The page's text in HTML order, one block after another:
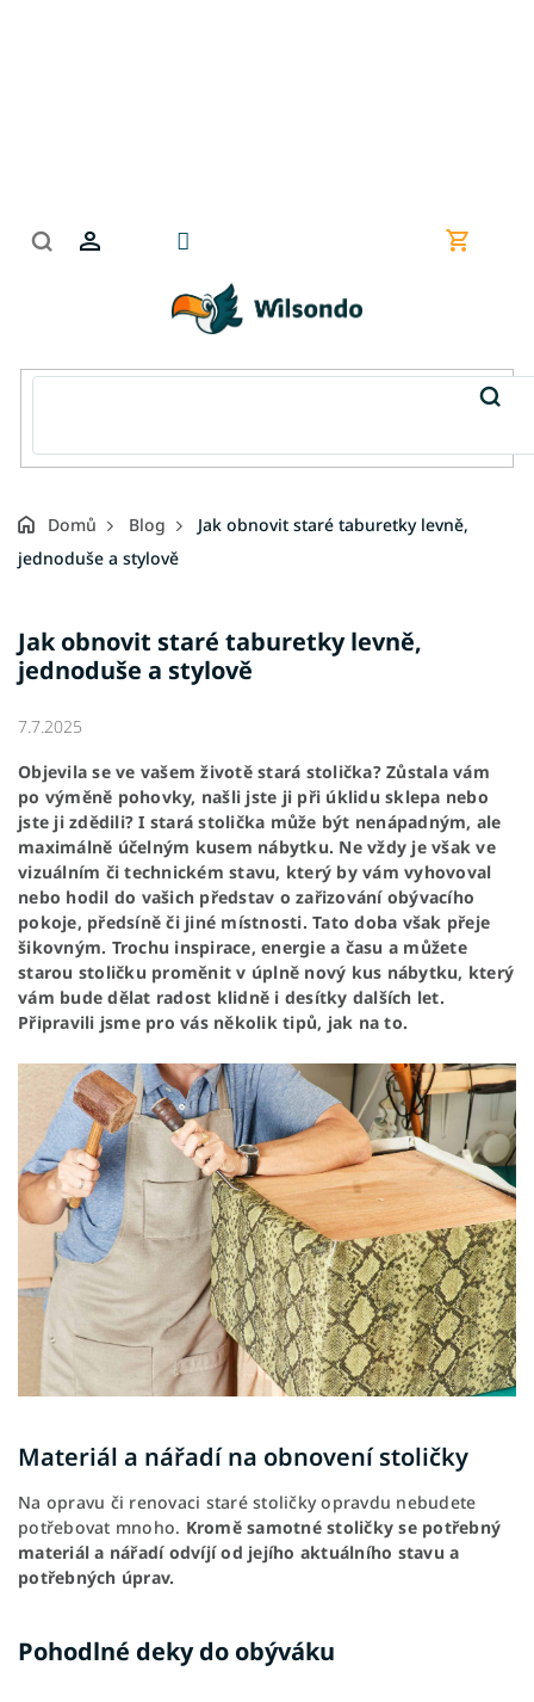
Nákupní
Domů Blog
Jak obnovit staré taburetky levně,
jednoduše a stylově
Jak obnovit staré taburetky levně,
jednoduše a stylově
7.7.2025
Objevila se ve vašem životě stará stolička? Zůstala vám
po výměně pohovky, našli jste ji při úklidu sklepa nebo
jste ji zdědili? I stará stolička může být nenápadným, ale
maximálně účelným kusem nábytku. Ne vždy je však ve
vizuálním či technickém stavu, který by vám vyhovoval
nebo hodil do vašich představ o zařizování obývacího
pokoje, předsíně či jiné místnosti. Tato doba však přeje
šikovným. Trochu inspirace, energie a času a můžete
starou stoličku proměnit v úplně nový kus nábytku, který
vám bude dělat radost klidně i desítky dalších let.
Připravili jsme pro vás několik tipů, jak na to.
Materiál a nářadí na obnovení stoličky
Na opravu či renovaci staré stoličky opravdu nebudete
potřebovat mnoho. Kromě samotné stoličky se potřebný
materiál a nářadí odvíjí od jejího aktuálního stavu a
potřebných úprav.
Pohodlné deky do obýváku